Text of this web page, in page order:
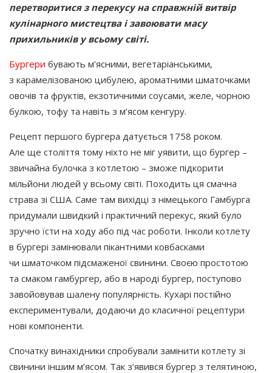
перетворитися з перекусу на справжній витвір
кулінарного мистецтва і завоювати масу
прихильників у всьому світі.
Бургери бувають м’ясними, вегетаріанськими,
з карамелізованою цибулею, ароматними шматочками
овочів та фруктів, екзотичними соусами, желе, чорною
булкою, тофу та навіть з м’ясом кенгуру.
Рецепт першого бургера датується 1758 роком.
Але ще століття тому ніхто не міг уявити, що бургер –
звичайна булочка з котлетою – зможе підкорити
мільйони людей у всьому світі. Походить ця смачна
страва зі США. Саме там вихідці з німецького Гамбурга
придумали швидкий і практичний перекус, який було
зручно їсти на ходу або під час роботи. Інколи котлету
в бургері замінювали пікантними ковбасками
чи шматочком підсмаженої свинини. Своєю простотою
та смаком гамбургер, або в народі бургер, поступово
завойовував шалену популярність. Кухарі постійно
експериментували, додаючи до класичної рецептури
нові компоненти.
Спочатку винахідники спробували замінити котлету зі
свинини іншим м’ясом. Так з’явився бургер з телятиною,